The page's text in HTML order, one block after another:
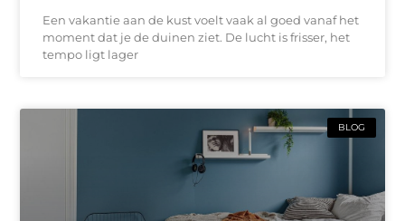
Een vakantie aan de kust voelt vaak al goed vanaf het
moment dat je de duinen ziet. De lucht is frisser, het
tempo ligt lager
BLOG